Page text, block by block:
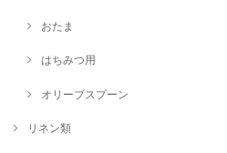
おたま
はちみつ用
オリーブスプーン
リネン類